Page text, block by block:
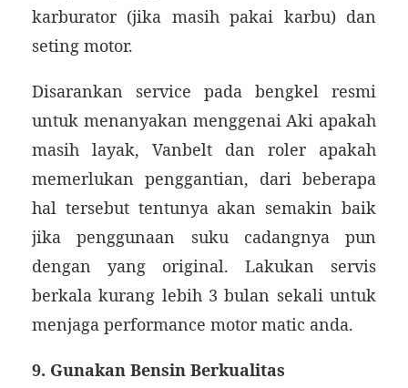
karburator (jika masih pakai karbu) dan
seting motor.
Disarankan service pada bengkel resmi
untuk menanyakan menggenai Aki apakah
masih layak, Vanbelt dan roler apakah
memerlukan penggantian, dari beberapa
hal tersebut tentunya akan semakin baik
jika penggunaan suku cadangnya pun
dengan yang original. Lakukan servis
berkala kurang lebih 3 bulan sekali untuk
menjaga performance motor matic anda.
9. Gunakan Bensin Berkualitas